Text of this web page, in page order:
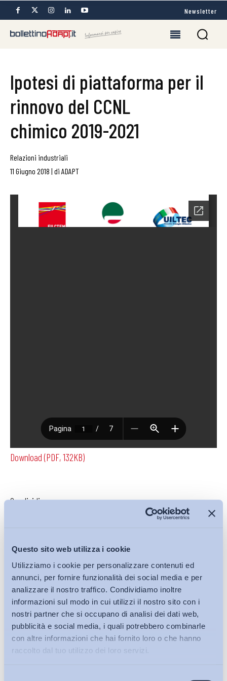
Questo sito web utilizza i cookie
Utilizziamo i cookie per personalizzare contenuti ed
annunci, per fornire funzionalità dei social media e per
analizzare il nostro traffico. Condividiamo inoltre
informazioni sul modo in cui utilizzi il nostro sito con i
nostri partner che si occupano di analisi dei dati web,
pubblicità e social media, i quali potrebbero combinarle
con altre informazioni che hai fornito loro o che hanno
raccolto dal tuo utilizzo dei loro servizi.
Newsletter
Ipotesi di piattaforma per il
rinnovo del CCNL
chimico 2019-2021
Relazioni industriali
11 Giugno 2018 | di ADAPT
Download (PDF, 132KB)
Condividi su:
Iscriviti alla Newsletter